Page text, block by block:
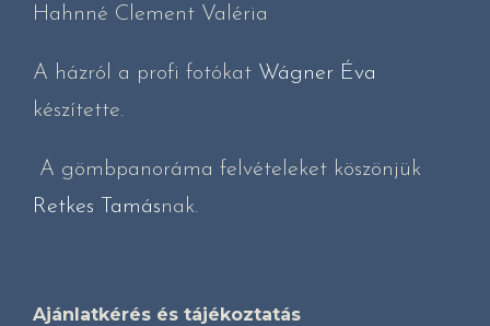
Hahnné Clement Valéria
A házról a profi fotókat Wágner Éva
készítette.
A gömbpanoráma felvételeket köszönjük
Retkes Tamásnak.
Ajánlatkérés és tájékoztatás